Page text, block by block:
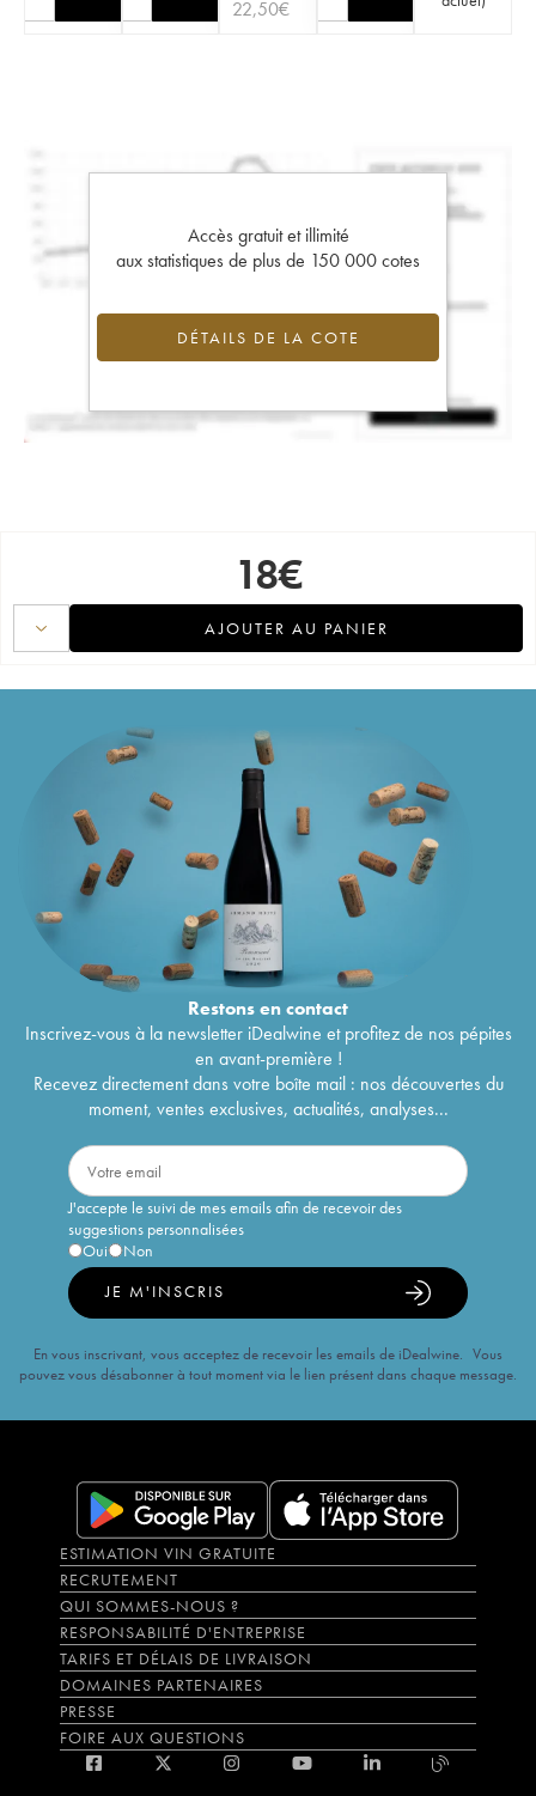
22,50€
Accès gratuit et illimité
aux statistiques de plus de 150 000 cotes
DÉTAILS DE LA COTE
18€
AJOUTER AU PANIER
Restons encontact
Inscrivez-vous à la newsletter iDealwine et profitez de nos pépites
en avant-première !
Recevez directement dans votre boîte mail : nos découvertes du
moment, ventes exclusives, actualités, analyses...
J'accepte le suivi de mes emails afin de recevoir des
suggestions personnalisées
Oui
Non
JE M'INSCRIS
En vous inscrivant, vous acceptez de recevoir les emails de iDealwine. Vous
pouvez vous désabonner à tout moment via le lien présent dans chaque message.
ESTIMATION VIN GRATUITE
RECRUTEMENT
QUI SOMMES-NOUS ?
RESPONSABILITÉ D'ENTREPRISE
TARIFS ET DÉLAIS DE LIVRAISON
DOMAINES PARTENAIRES
PRESSE
FOIRE AUX QUESTIONS